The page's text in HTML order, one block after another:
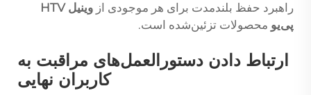
راهبرد حفظ بلندمدت برای هر موجودی از
وینیل HTV
پی‌یو محصولات تزئین‌شده است.
ارتباط دادن دستورالعمل‌های مراقبت به
کاربران نهایی